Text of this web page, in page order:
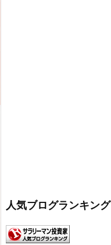
人気ブログランキング